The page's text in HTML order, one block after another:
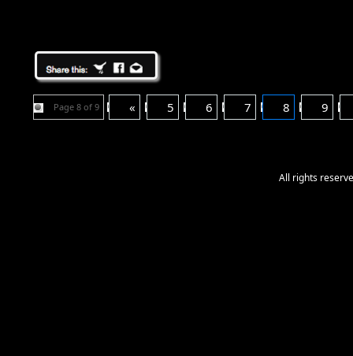
Page 8 of 9 « 5 6 7 8 9
All rights